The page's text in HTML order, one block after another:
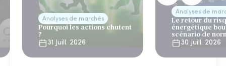
Analyses de marchés
Pourquoi les actions chutent
?
31 Juill. 2026
Analyses de
Le retour du
énergétique
scénario de
30 Juill. 2026